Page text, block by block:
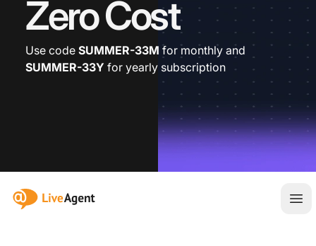
Zero Cost
Use code SUMMER-33M for monthly and
SUMMER-33Y for yearly subscription
:site.title
メ